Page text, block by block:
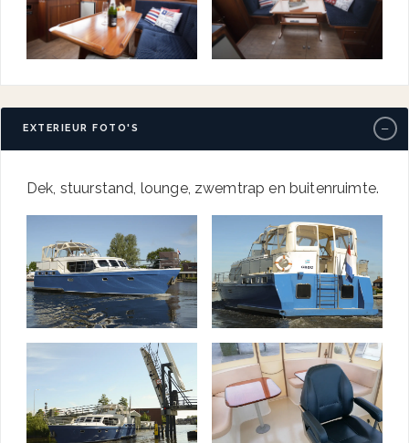
EXTERIEUR FOTO'S −
Dek, stuurstand, lounge, zwemtrap en buitenruimte.